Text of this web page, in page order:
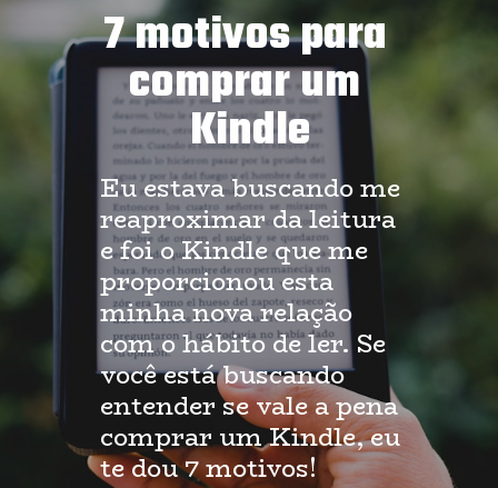
7 motivos para
comprar um
Kindle
Eu estava buscando me
reaproximar da leitura
e foi o Kindle que me
proporcionou esta
minha nova relação
com o hábito de ler. Se
você está buscando
entender se vale a pena
comprar um Kindle, eu
te dou 7 motivos!